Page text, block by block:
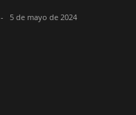
- 5 de mayo de 2024